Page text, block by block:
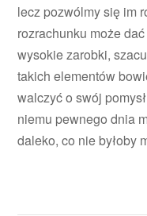
lecz pozwólmy się im
rozrachunku może
wysokie zarobki,
takich elementów
walczyć o swój
niemu pewnego dnia
daleko, co nie byłoby